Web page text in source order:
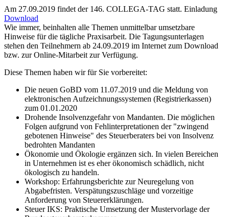
Am 27.09.2019 findet der 146. COLLEGA-TAG statt. Einladung
Download
Wie immer, beinhalten alle Themen unmittelbar umsetzbare
Hinweise für die tägliche Praxisarbeit. Die Tagungsunterlagen
stehen den Teilnehmern ab 24.09.2019 im Internet zum Download
bzw. zur Online-Mitarbeit zur Verfügung.
Diese Themen haben wir für Sie vorbereitet:
Die neuen GoBD vom 11.07.2019 und die Meldung von
elektronischen Aufzeichnungssystemen (Registrierkassen)
zum 01.01.2020
Drohende Insolvenzgefahr von Mandanten. Die möglichen
Folgen aufgrund von Fehlinterpretationen der "zwingend
gebotenen Hinweise" des Steuerberaters bei von Insolvenz
bedrohten Mandanten
Ökonomie und Ökologie ergänzen sich. In vielen Bereichen
in Unternehmen ist es eher ökonomisch schädlich, nicht
ökologisch zu handeln.
Workshop: Erfahrungsberichte zur Neuregelung von
Abgabefristen. Verspätungszuschläge und vorzeitige
Anforderung von Steuererklärungen.
Steuer IKS: Praktische Umsetzung der Mustervorlage der